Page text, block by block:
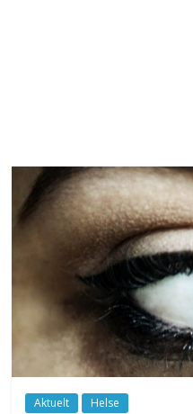
Aktuelt Helse